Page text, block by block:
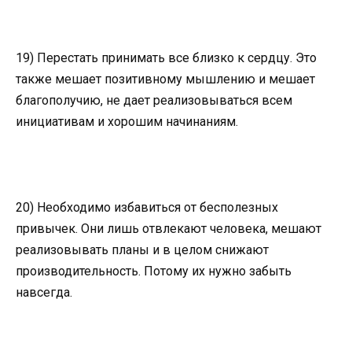
19) Перестать принимать все близко к сердцу. Это
также мешает позитивному мышлению и мешает
благополучию, не дает реализовываться всем
инициативам и хорошим начинаниям.
20) Необходимо избавиться от бесполезных
привычек. Они лишь отвлекают человека, мешают
реализовывать планы и в целом снижают
производительность. Потому их нужно забыть
навсегда.